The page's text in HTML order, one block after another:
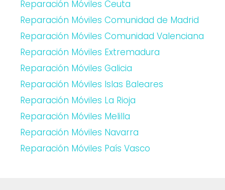
Reparación Móviles Ceuta
Reparación Móviles Comunidad de Madrid
Reparación Móviles Comunidad Valenciana
Reparación Móviles Extremadura
Reparación Móviles Galicia
Reparación Móviles Islas Baleares
Reparación Móviles La Rioja
Reparación Móviles Melilla
Reparación Móviles Navarra
Reparación Móviles País Vasco